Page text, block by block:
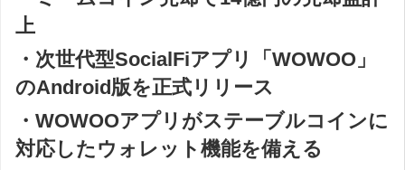
上
・次世代型SocialFiアプリ「WOWOO」
のAndroid版を正式リリース
・WOWOOアプリがステーブルコインに
対応したウォレット機能を備える